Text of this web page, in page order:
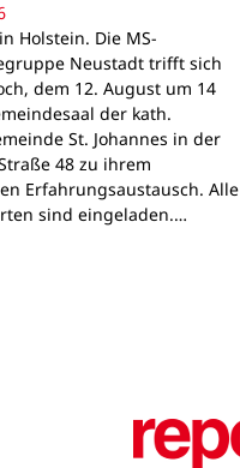
Holstein. Die MS-
Neustadt trifft sich
dem 12. August um 14
der kath.
St. Johannes in der
48 zu ihrem
Erfahrungsaustausch. Alle
sind eingeladen.…